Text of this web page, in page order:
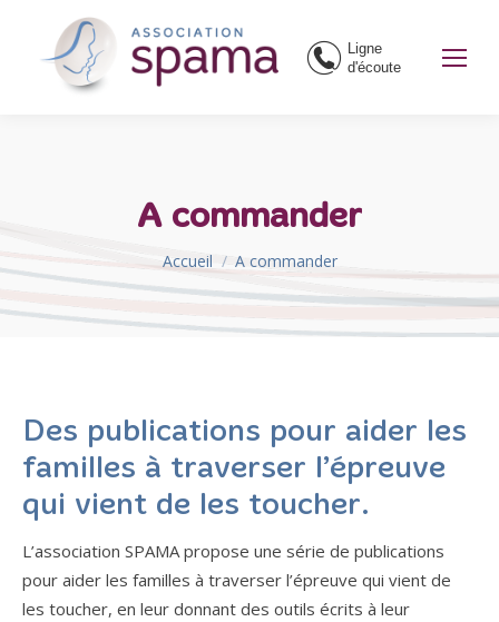
Ligne
d'écoute
A commander
Vous êtes ici :
Accueil A commander
Des publications pour aider les
familles à traverser l’épreuve
qui vient de les toucher.
L’association SPAMA propose une série de publications
pour aider les familles à traverser l’épreuve qui vient de
les toucher, en leur donnant des outils écrits à leur